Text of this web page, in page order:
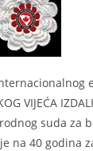
VIJEĆA
suda za
na 40 godina